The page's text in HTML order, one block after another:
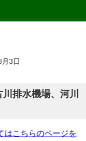
3日
排水機場、河川
はこちらのページを